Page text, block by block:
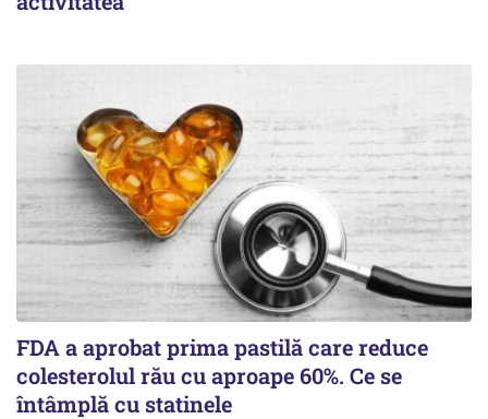
FDA a aprobat prima pastilă care reduce
colesterolul rău cu aproape 60%. Ce se
întâmplă cu statinele